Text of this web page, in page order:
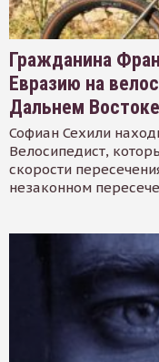
Гражданина
Евразию на
Дальнем Востоке
Софиан Сехили
Велосипедист,
скорости
незаконном